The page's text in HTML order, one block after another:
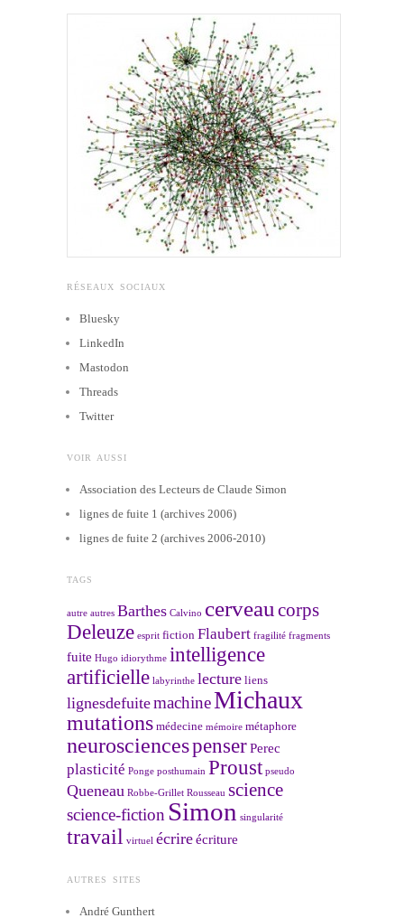
RÉSEAUX SOCIAUX
Bluesky
LinkedIn
Mastodon
Threads
Twitter
VOIR AUSSI
Association des Lecteurs de Claude Simon
lignes de fuite 1 (archives 2006)
lignes de fuite 2 (archives 2006-2010)
TAGS
autre autres Barthes Calvino cerveau corps
Deleuze esprit fiction Flaubert fragilité fragments
fuite Hugo idiorythme intelligence
artificielle labyrinthe lecture liens
lignesdefuitemachineMichaux
mutations médecine mémoire métaphore
neurosciencespenserPerec
plasticité Ponge posthumain Proust pseudo
Queneau Robbe-Grillet Rousseau science
science-fiction Simon singularité
travail virtuel écrireécriture
AUTRES SITES
André Gunthert